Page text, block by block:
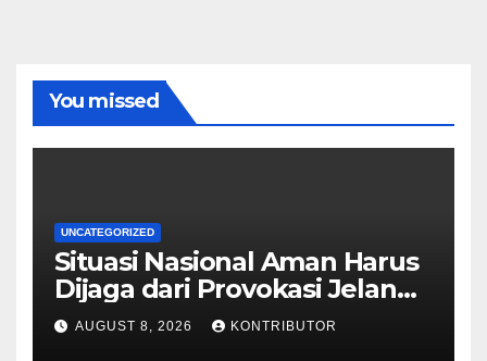
You missed
UNCATEGORIZED
Situasi Nasional Aman Harus
Dijaga dari Provokasi Jelang
HUT ke-81 RI
AUGUST 8, 2026 KONTRIBUTOR